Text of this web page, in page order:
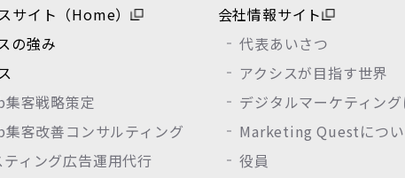
サイト（Home）
の強み
集客戦略策定
集客改善コンサルティング
ティング広告運用代行
会社情報サイト
代表あいさつ
アクシスが目指す世界
デジタルマーケティン
Marketing Questにつ
役員